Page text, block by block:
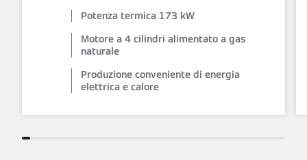
Potenza termica 173 kW
Motore a 4 cilindri alimentato a gas
naturale
Produzione conveniente di energia
elettrica e calore